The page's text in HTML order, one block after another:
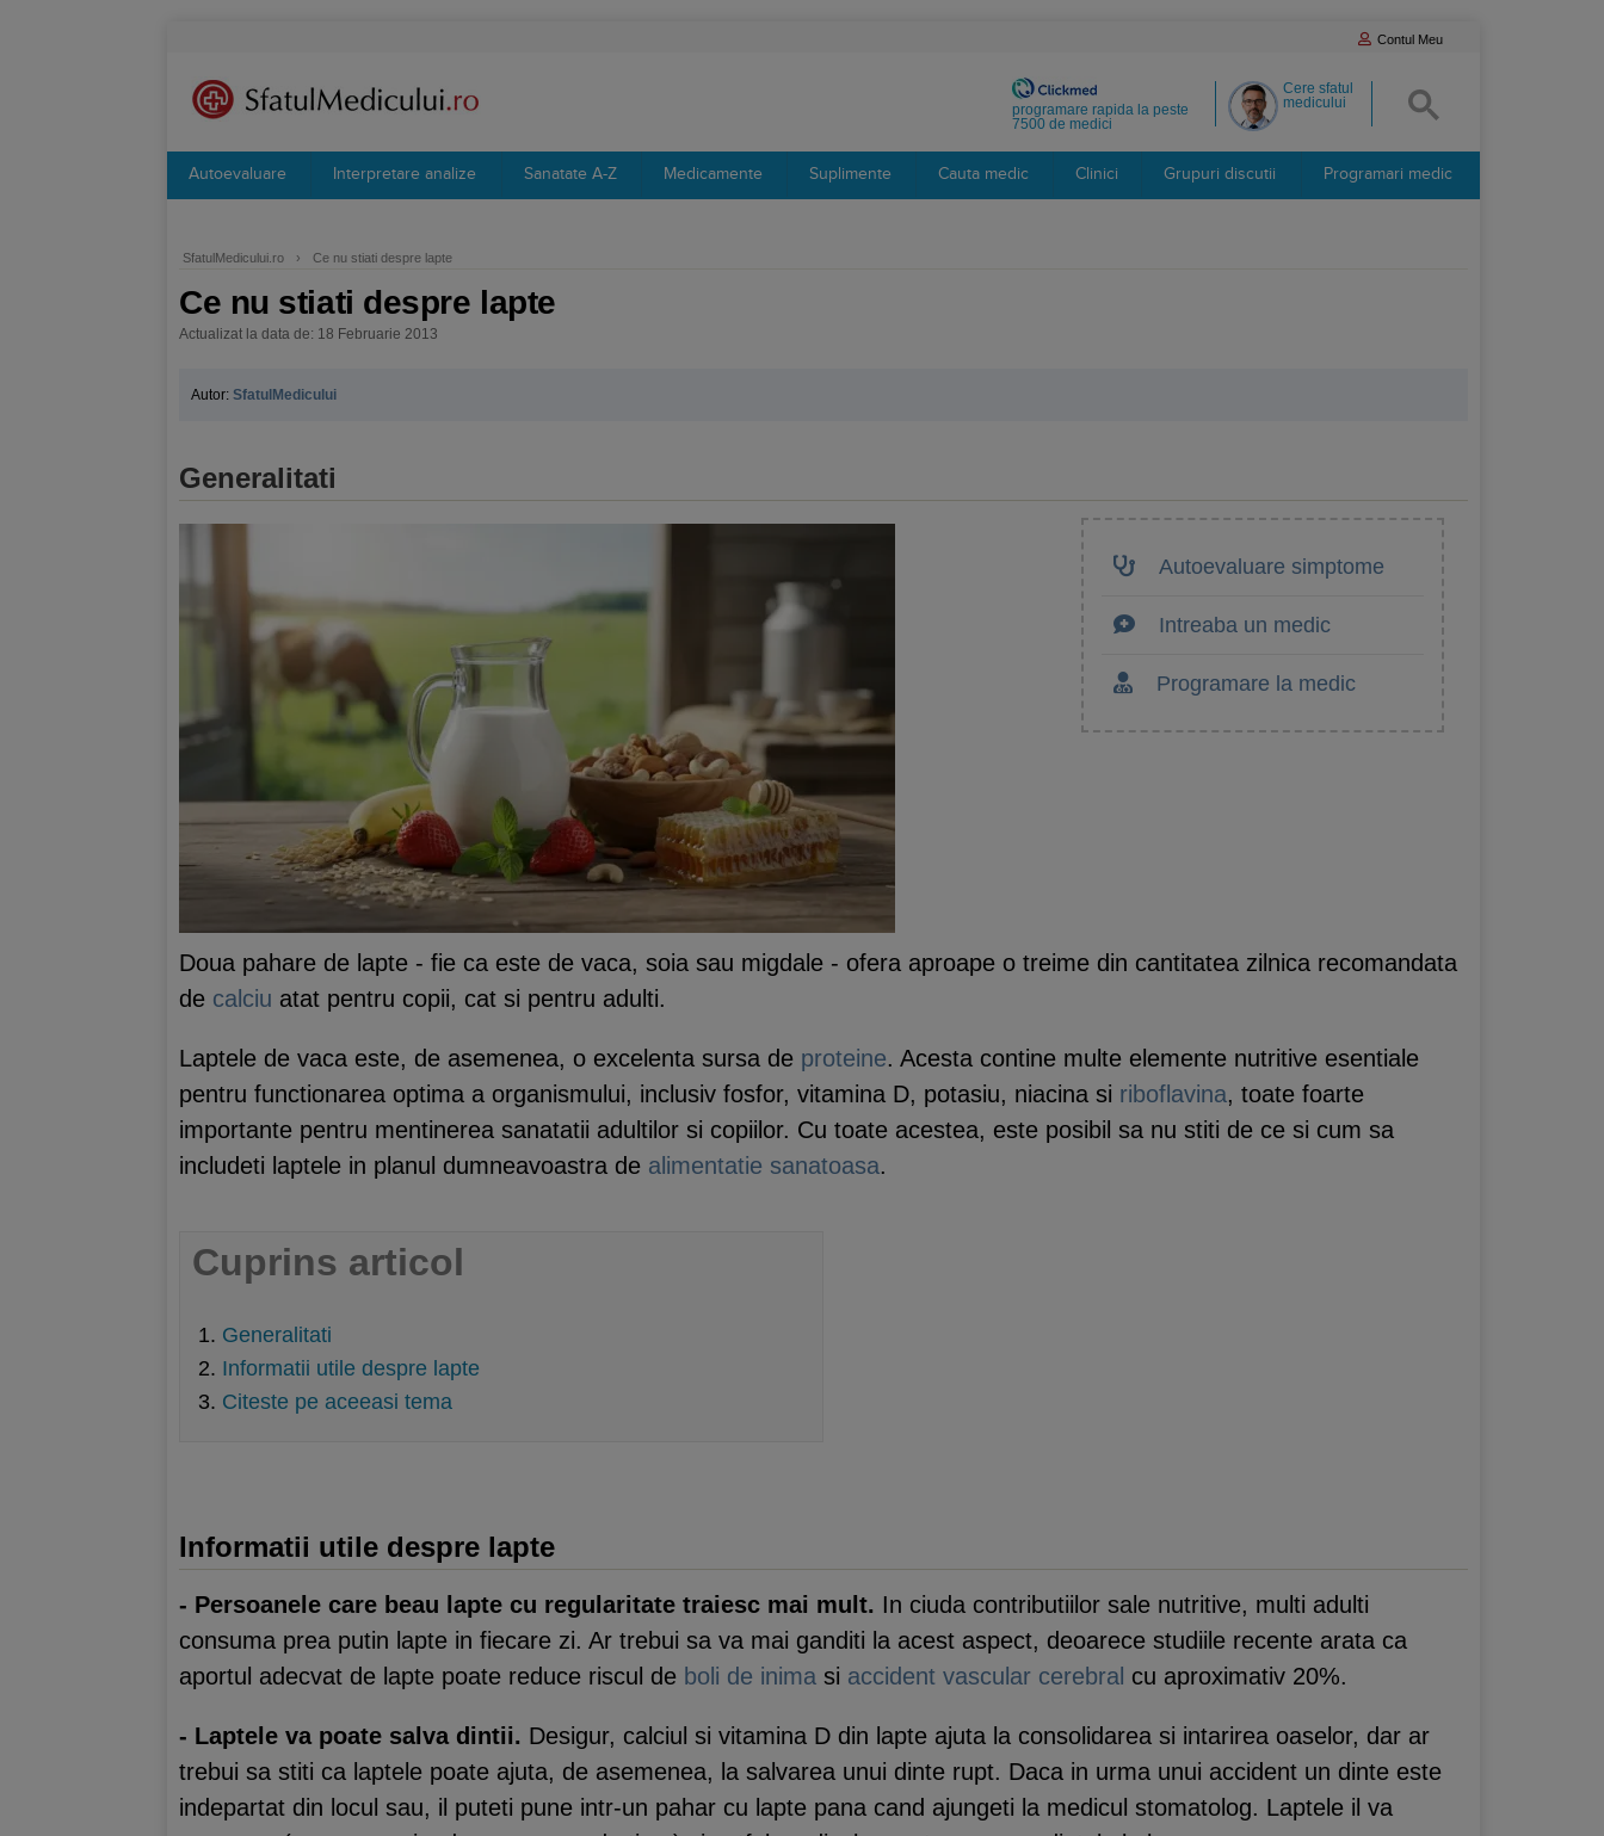
Contul Meu
Cere sfatul
medicului
programare rapida la peste
7500 de medici
Autoevaluare Interpretare analize Sanatate A-Z Medicamente Suplimente Cauta medic Clinici Grupuri discutii Programari medic
SfatulMedicului.ro › Ce nu stiati despre lapte
Ce nu stiati despre lapte
Actualizat la data de: 18 Februarie 2013
Autor: SfatulMedicului
Generalitati
Autoevaluare simptome
Intreaba un medic
Programare la medic
Doua pahare de lapte - fie ca este de vaca, soia sau migdale - ofera aproape o treime din cantitatea zilnica recomandata
de calciu atat pentru copii, cat si pentru adulti.
Laptele de vaca este, de asemenea, o excelenta sursa de proteine. Acesta contine multe elemente nutritive esentiale
pentru functionarea optima a organismului, inclusiv fosfor, vitamina D, potasiu, niacina si riboflavina, toate foarte
importante pentru mentinerea sanatatii adultilor si copiilor. Cu toate acestea, este posibil sa nu stiti de ce si cum sa
includeti laptele in planul dumneavoastra de alimentatie sanatoasa.
Cuprins articol
Generalitati
Informatii utile despre lapte
Citeste pe aceeasi tema
Informatii utile despre lapte
- Persoanele care beau lapte cu regularitate traiesc mai mult. In ciuda contributiilor sale nutritive, multi adulti
consuma prea putin lapte in fiecare zi. Ar trebui sa va mai ganditi la acest aspect, deoarece studiile recente arata ca
aportul adecvat de lapte poate reduce riscul de boli de inima si accident vascular cerebral cu aproximativ 20%.
- Laptele va poate salva dintii. Desigur, calciul si vitamina D din lapte ajuta la consolidarea si intarirea oaselor, dar ar
trebui sa stiti ca laptele poate ajuta, de asemenea, la salvarea unui dinte rupt. Daca in urma unui accident un dinte este
indepartat din locul sau, il puteti pune intr-un pahar cu lapte pana cand ajungeti la medicul stomatolog. Laptele il va